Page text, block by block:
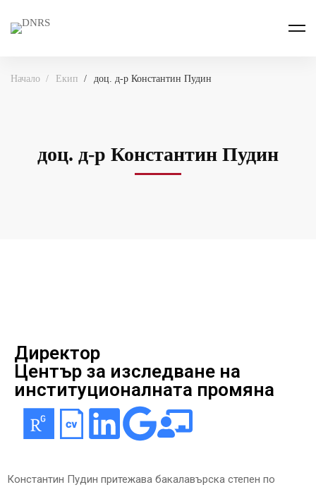
Начало Екип доц. д-р Константин Пудин
доц. д-р Константин Пудин
Директор
Център за изследване на
институционалната промяна
Константин Пудин притежава бакалавърска степен по